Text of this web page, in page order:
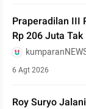
Praperadilan III
Rp 206 Juta
6 Agt 2026
Roy Suryo